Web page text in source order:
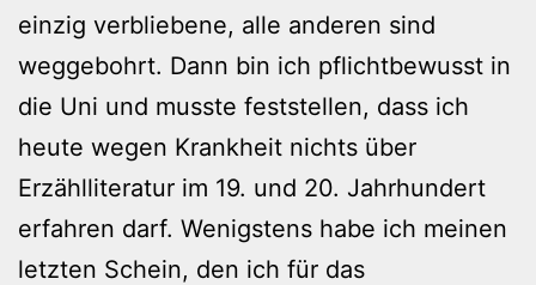
einzig verbliebene, alle anderen sind
weggebohrt. Dann bin ich pflichtbewusst in
die Uni und musste feststellen, dass ich
heute wegen Krankheit nichts über
Erzählliteratur im 19. und 20. Jahrhundert
erfahren darf. Wenigstens habe ich meinen
letzten Schein, den ich für das